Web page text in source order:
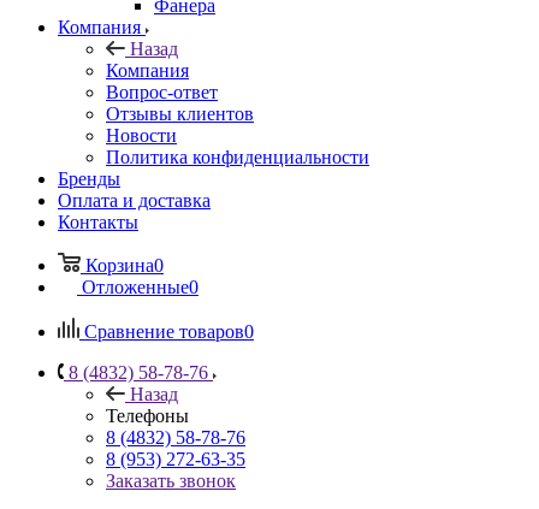
Фанера
Компания
Назад
Компания
Вопрос-ответ
Отзывы клиентов
Новости
Политика конфиденциальности
Бренды
Оплата и доставка
Контакты
Корзина0
Отложенные0
Сравнение товаров0
8 (4832) 58-78-76
Назад
Телефоны
8 (4832) 58-78-76
8 (953) 272-63-35
Заказать звонок